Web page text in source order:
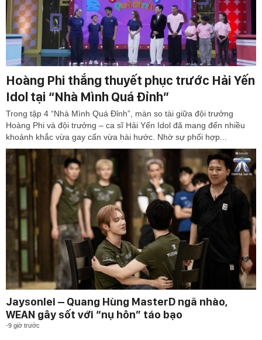
Hoàng Phi thắng thuyết phục trước Hải Yến
Idol tại “Nhà Mình Quá Đỉnh”
Trong tập 4 “Nhà Mình Quá Đỉnh”, màn so tài giữa đội trưởng
Hoàng Phi và đội trưởng – ca sĩ Hải Yến Idol đã mang đến nhiều
khoảnh khắc vừa gay cấn vừa hài hước. Nhờ sự phối hợp...
Jaysonlei – Quang Hùng MasterD ngã nhào,
WEAN gây sốt với “nụ hôn” táo bạo
-9 giờ trước